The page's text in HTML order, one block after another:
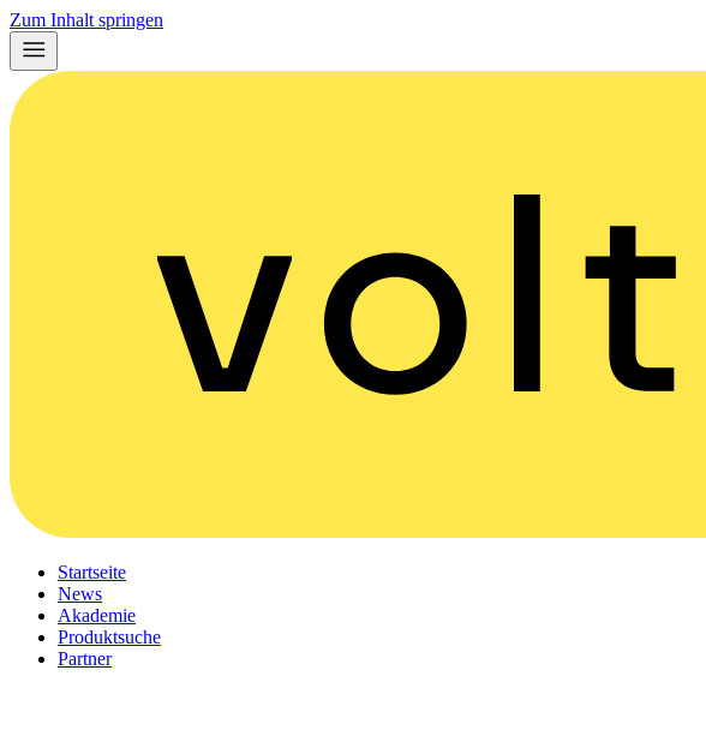
Zum Inhalt springen
Startseite
News
Akademie
Produktsuche
Partner